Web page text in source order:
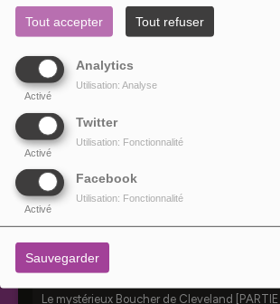
Tout accepter Tout refuser
Analytics
Activé
Utilisation: Analyse
Twitter
Activé
Utilisation: Fonctionnalité
Facebook
Activé
Utilisation: Fonctionnalité
Sauvegarder